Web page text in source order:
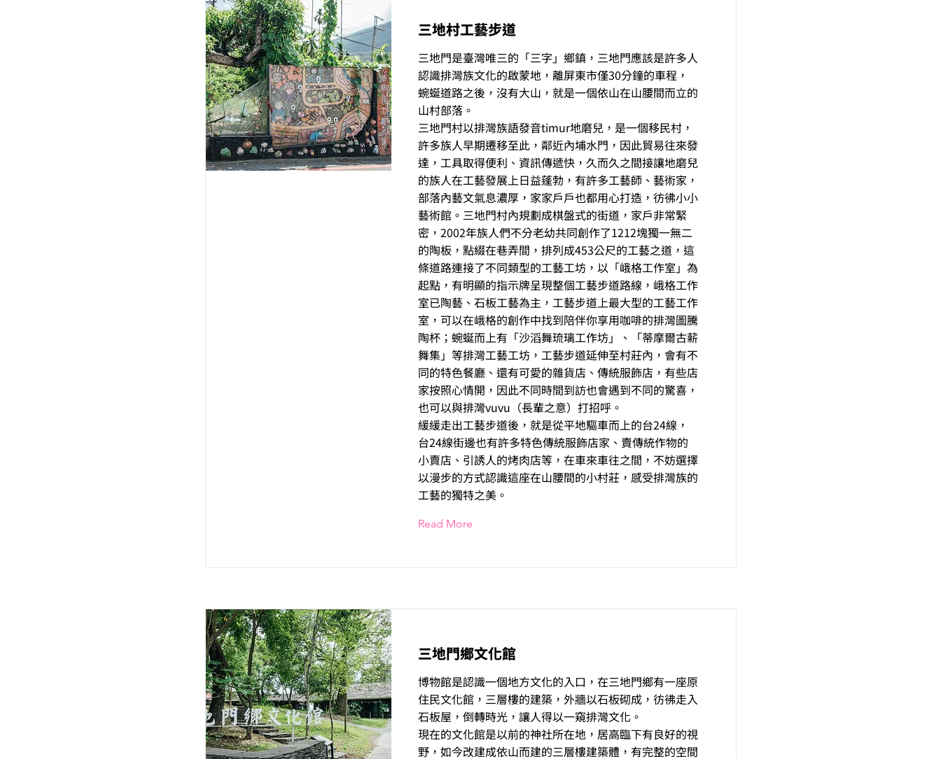
三地村工藝步道
三地門是臺灣唯三的「三字」鄉鎮，三地門應該是許多人
認識排灣族文化的啟蒙地，離屏東市僅30分鐘的車程，
蜿蜒道路之後，沒有大山，就是一個依山在山腰間而立的
山村部落。
三地門村以排灣族語發音timur地磨兒，是一個移民村，
許多族人早期遷移至此，鄰近內埔水門，因此貿易往來發
達，工具取得便利、資訊傳遞快，久而久之間接讓地磨兒
的族人在工藝發展上日益蓬勃，有許多工藝師、藝術家，
部落內藝文氣息濃厚，家家戶戶也都用心打造，彷彿小小
藝術館。三地門村內規劃成棋盤式的街道，家戶非常緊
密，2002年族人們不分老幼共同創作了1212塊獨一無二
的陶板，點綴在巷弄間，排列成453公尺的工藝之道，這
條道路連接了不同類型的工藝工坊，以「峨格工作室」為
起點，有明顯的指示牌呈現整個工藝步道路線，峨格工作
室已陶藝、石板工藝為主，工藝步道上最大型的工藝工作
室，可以在峨格的創作中找到陪伴你享用咖啡的排灣圖騰
陶杯；蜿蜒而上有「沙滔舞琉璃工作坊」、「蒂摩爾古薪
舞集」等排灣工藝工坊，工藝步道延伸至村莊內，會有不
同的特色餐廳、還有可愛的雜貨店、傳統服飾店，有些店
家按照心情開，因此不同時間到訪也會遇到不同的驚喜，
也可以與排灣vuvu（長輩之意）打招呼。
緩緩走出工藝步道後，就是從平地驅車而上的台24線，
台24線街邊也有許多特色傳統服飾店家、賣傳統作物的
小賣店、引誘人的烤肉店等，在車來車往之間，不妨選擇
以漫步的方式認識這座在山腰間的小村莊，感受排灣族的
工藝的獨特之美。
Read More
三地門鄉文化館
博物館是認識一個地方文化的入口，在三地門鄉有一座原
住民文化館，三層樓的建築，外牆以石板砌成，彷彿走入
石板屋，倒轉時光，讓人得以一窺排灣文化。
現在的文化館是以前的神社所在地，居高臨下有良好的視
野，如今改建成依山而建的三層樓建築體，有完整的空間